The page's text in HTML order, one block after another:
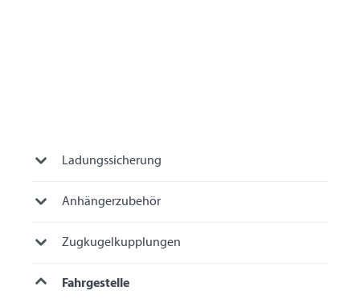
Ladungssicherung
Anhängerzubehör
Zugkugelkupplungen
Fahrgestelle